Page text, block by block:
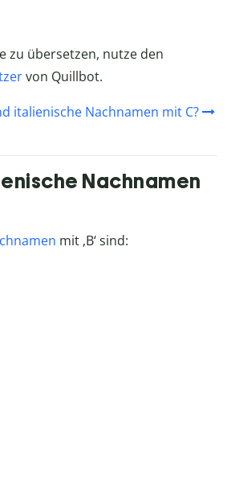
zu übersetzen, nutze den
von Quillbot.
italienische Nachnamen mit C?
Nachnamen
mit ‚B‘ sind: